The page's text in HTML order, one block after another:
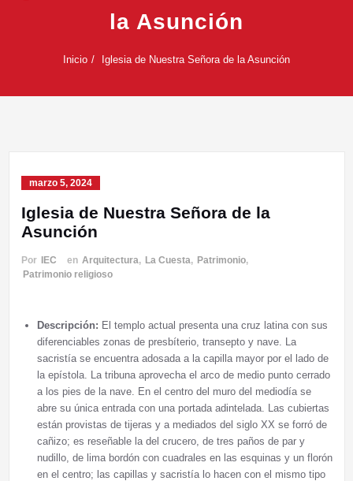
la Asunción
Inicio Iglesia de Nuestra Señora de la Asunción
marzo 5, 2024
Iglesia de Nuestra Señora de la
Asunción
Por IEC en Arquitectura, La Cuesta, Patrimonio,
Patrimonio religioso
Descripción: El templo actual presenta una cruz latina con sus
diferenciables zonas de presbíterio, transepto y nave. La
sacristía se encuentra adosada a la capilla mayor por el lado de
la epístola. La tribuna aprovecha el arco de medio punto cerrado
a los pies de la nave. En el centro del muro del mediodía se
abre su única entrada con una portada adintelada. Las cubiertas
están provistas de tijeras y a mediados del siglo XX se forró de
cañizo; es reseñable la del crucero, de tres paños de par y
nudillo, de lima bordón con cuadrales en las esquinas y un florón
en el centro; las capillas y sacristía lo hacen con el mismo tipo